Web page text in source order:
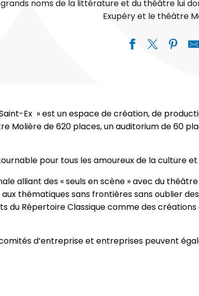
grands noms de la littérature et du théâtre lui
Exupéry et le théâtre
Ex » est un espace de création, de
Molière de 620 places, un auditorium de 60
pour tous les amoureux de la culture
alliant des « seuls en scène » avec du
thématiques sans frontières sans oublier
du Répertoire Classique comme des
d’entreprise et entreprises peuvent